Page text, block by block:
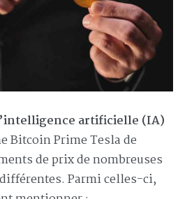
artificielle (IA)
Bitcoin Prime Tesla de
de prix de nombreuses
Parmi celles-ci,